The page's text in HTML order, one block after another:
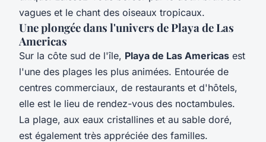
vagues et le chant des oiseaux tropicaux.
Une plongée dans l'univers de Playa de Las
Americas
Sur la côte sud de l'île, Playa de Las Americas est
l'une des plages les plus animées. Entourée de
centres commerciaux, de restaurants et d'hôtels,
elle est le lieu de rendez-vous des noctambules.
La plage, aux eaux cristallines et au sable doré,
est également très appréciée des familles.